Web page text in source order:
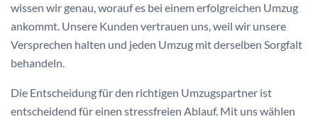
wissen wir genau, worauf es bei einem erfolgreichen Umzug
ankommt. Unsere Kunden vertrauen uns, weil wir unsere
Versprechen halten und jeden Umzug mit derselben Sorgfalt
behandeln.
Die Entscheidung für den richtigen Umzugspartner ist
entscheidend für einen stressfreien Ablauf. Mit uns wählen